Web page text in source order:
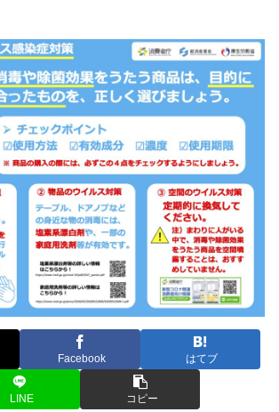
Facebook はてブ
LINE コピー